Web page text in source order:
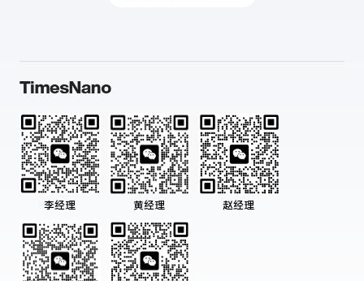
李经理 黄经理 赵经理